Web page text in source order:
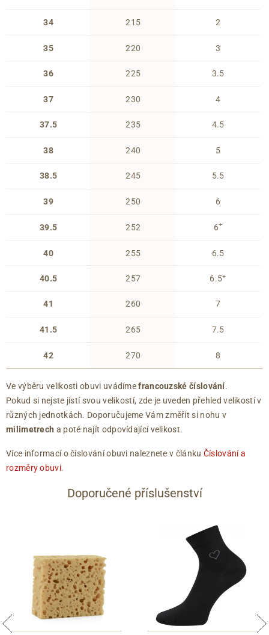
34
35
36
37
37.5
38
38.5
39
39.5
40
40.5
41
41.5
42
215
220
225
230
235
240
245
250
252
255
257
260
265
270
2
3
3.5
4
4.5
5
5.5
6
6+
6.5
6.5+
7
7.5
8
Ve výběru velikosti obuvi uvádímefrancouzské číslování.
Pokud si nejste jistí svou velikostí, zde je uveden přehled velikostí v
různých jednotkách. Doporučujeme Vám změřit si nohu v
milimetrech a poté najít odpovídající velikost.
Více informací o číslování obuvi naleznete v článku Číslování a
rozměry obuvi.
Doporučené příslušenství